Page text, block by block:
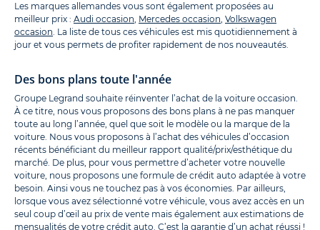
Les marques allemandes vous sont également proposées au
meilleur prix : Audi occasion, Mercedes occasion, Volkswagen
occasion. La liste de tous ces véhicules est mis quotidiennement à
jour et vous permets de profiter rapidement de nos nouveautés.
Des bons plans toute l'année
Groupe Legrand souhaite réinventer l’achat de la voiture occasion.
À ce titre, nous vous proposons des bons plans à ne pas manquer
toute au long l’année, quel que soit le modèle ou la marque de la
voiture. Nous vous proposons à l’achat des véhicules d’occasion
récents bénéficiant du meilleur rapport qualité/prix/esthétique du
marché. De plus, pour vous permettre d’acheter votre nouvelle
voiture, nous proposons une formule de crédit auto adaptée à votre
besoin. Ainsi vous ne touchez pas à vos économies. Par ailleurs,
lorsque vous avez sélectionné votre véhicule, vous avez accès en un
seul coup d’œil au prix de vente mais également aux estimations de
mensualités de votre crédit auto. C’est la garantie d’un achat réussi !